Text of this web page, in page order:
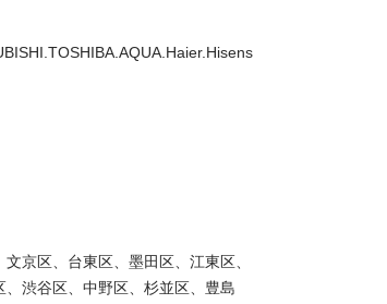
京区、台東区、墨田区、江東区、
渋谷区、中野区、杉並区、豊島